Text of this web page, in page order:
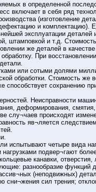
в определенной
включает в себя ряд
(изготовление
и комплектацию).
эксплуатации деталей
штамповкой и т.д.
же деталей в
При
или сотыми долями
обработки. Стоимость же
способствует сохранению
Неисправности
деформирования,
слу¬чаев происходят
яв¬ляется
испытывают четыре вида
подвер¬гают
канавки, отверстия,
разнообразие функций
(неподвижных)
сни¬жения сил трения;